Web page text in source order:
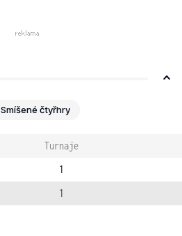
Smíšené čtyřhry
Turnaje
1
1